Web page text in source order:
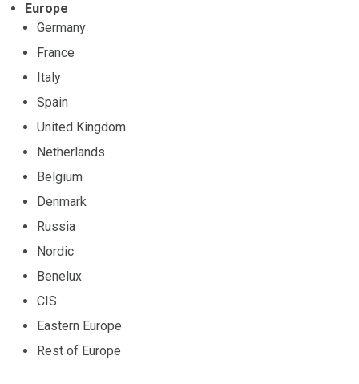
Europe
Germany
France
Italy
Spain
United Kingdom
Netherlands
Belgium
Denmark
Russia
Nordic
Benelux
CIS
Eastern Europe
Rest of Europe